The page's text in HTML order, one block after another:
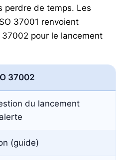
perdre de temps. Les
37001 renvoient
pour le lancement
37002
du lancement
(guide)